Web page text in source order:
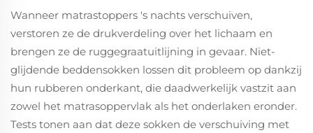
Wanneer matrastoppers 's nachts verschuiven,
verstoren ze de drukverdeling over het lichaam en
brengen ze de ruggegraatuitlijning in gevaar. Niet-
glijdende beddensokken lossen dit probleem op dankzij
hun rubberen onderkant, die daadwerkelijk vastzit aan
zowel het matrasoppervlak als het onderlaken eronder.
Tests tonen aan dat deze sokken de verschuiving met